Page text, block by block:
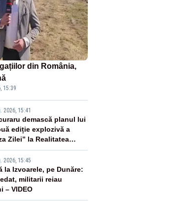
din România,
15:39
2026, 15:41
demască planul lui
ediție explozivă a
Zilei” la Realitatea
2026, 15:45
la Izvoarele, pe Dunăre:
militarii reiau
– VIDEO